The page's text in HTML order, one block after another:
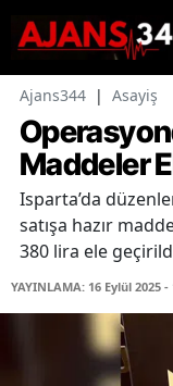
Ajans344 | Asayiş
Maddeler
Isparta’da
satışa hazır
380 lira ele
YAYINLAMA: 16 Eylül 2025 -